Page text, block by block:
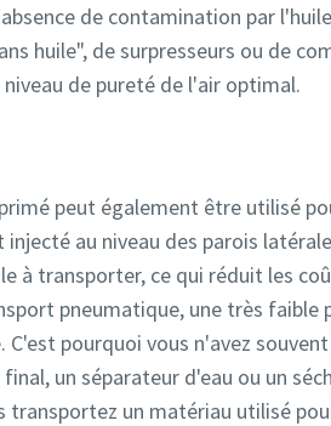
de contamination par
huile", de surpresseurs ou de
de pureté de l'air optimal.
peut également être utilisé
au niveau des parois
à transporter, ce qui réduit les
pneumatique, une très faible
pourquoi vous n'avez
un séparateur d'eau ou un
transportez un matériau utilisé